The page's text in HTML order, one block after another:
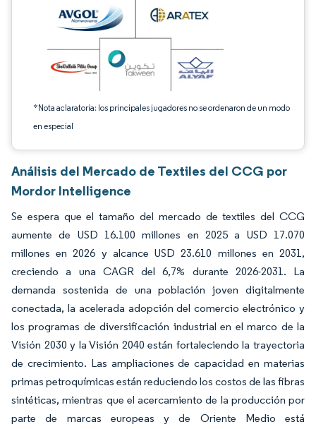
*Nota aclaratoria: los principales jugadores no se ordenaron de un modo
en especial
Análisis del Mercado de Textiles del CCG por
Mordor Intelligence
Se espera que el tamaño del mercado de textiles del CCG
aumente de USD 16.100 millones en 2025 a USD 17.070
millones en 2026 y alcance USD 23.610 millones en 2031,
creciendo a una CAGR del 6,7% durante 2026-2031. La
demanda sostenida de una población joven digitalmente
conectada, la acelerada adopción del comercio electrónico y
los programas de diversificación industrial en el marco de la
Visión 2030 y la Visión 2040 están fortaleciendo la trayectoria
de crecimiento. Las ampliaciones de capacidad en materias
primas petroquímicas están reduciendo los costos de las fibras
sintéticas, mientras que el acercamiento de la producción por
parte de marcas europeas y de Oriente Medio está